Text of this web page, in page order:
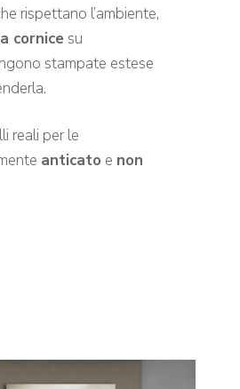
rispettano l’ambiente,
cornice su
stampate estese
reali per le
anticato e non